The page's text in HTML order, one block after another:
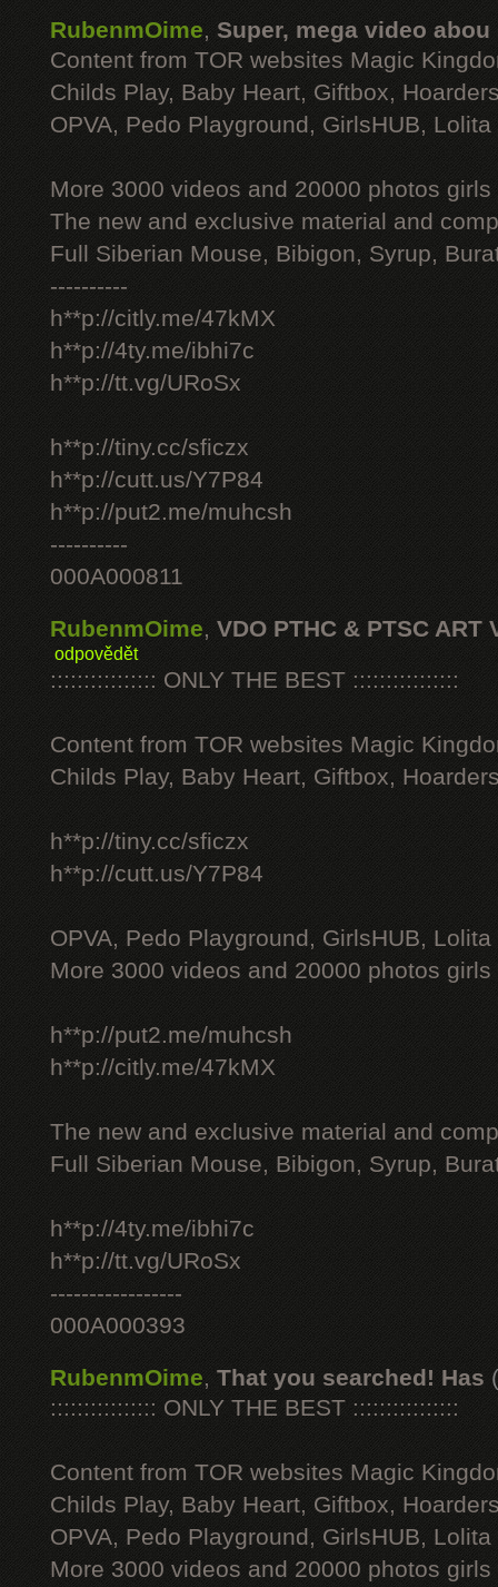
RubenmOime, Super, mega video abou
Content from TOR websites Magic
Childs Play, Baby Heart, Giftbox,
OPVA, Pedo Playground, GirlsHUB, Lolita
More 3000 videos and 20000 photos
The new and exclusive material and
Full Siberian Mouse, Bibigon, Syrup,
----------
h**p://citly.me/47kMX
h**p://4ty.me/ibhi7c
h**p://tt.vg/URoSx
h**p://tiny.cc/sficzx
h**p://cutt.us/Y7P84
h**p://put2.me/muhcsh
----------
000A000811
RubenmOime, VDO PTHC & PTSC ART
odpovědět
:::::::::::::::: ONLY THE BEST ::::::::::::::::
Content from TOR websites Magic
Childs Play, Baby Heart, Giftbox,
h**p://tiny.cc/sficzx
h**p://cutt.us/Y7P84
OPVA, Pedo Playground, GirlsHUB, Lolita
More 3000 videos and 20000 photos
h**p://put2.me/muhcsh
h**p://citly.me/47kMX
The new and exclusive material and
Full Siberian Mouse, Bibigon, Syrup,
h**p://4ty.me/ibhi7c
h**p://tt.vg/URoSx
-----------------
000A000393
RubenmOime, That you searched! Has
:::::::::::::::: ONLY THE BEST ::::::::::::::::
Content from TOR websites Magic
Childs Play, Baby Heart, Giftbox,
OPVA, Pedo Playground, GirlsHUB, Lolita
More 3000 videos and 20000 photos